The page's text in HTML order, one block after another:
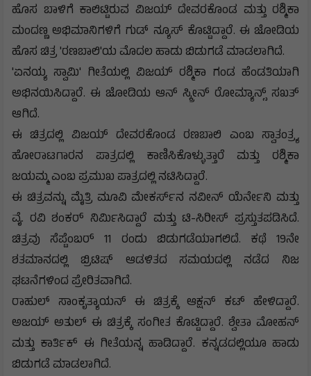
ಹೊಸ ಬಾಳಿಗೆ ಕಾಲಿಟ್ಟಿರುವ ವಿಜಯ್ ದೇವರಕೊಂಡ ಮತ್ತು ರಶ್ಮಿಕಾ
ಮಂದಣ್ಣ ಅಭಿಮಾನಿಗಳಿಗೆ ಗುಡ್ ನ್ಯೂಸ್ ಕೊಟ್ಟಿದ್ದಾರೆ. ಈ ಜೋಡಿಯ
ಹೊಸ ಚಿತ್ರ 'ರಣಬಾಲಿ'ಯ ಮೊದಲ ಹಾಡು ಬಿಡುಗಡೆ ಮಾಡಲಾಗಿದೆ.
'ಏನಯ್ಯ ಸ್ವಾಮಿ' ಗೀತೆಯಲ್ಲಿ ವಿಜಯ್ ರಶ್ಮಿಕಾ ಗಂಡ ಹೆಂಡತಿಯಾಗಿ
ಅಭಿನಯಿಸಿದ್ದಾರೆ. ಈ ಜೋಡಿಯ ಆನ್ ಸ್ಕ್ರೀನ್ ರೋಮ್ಯಾನ್ಸ್ ಸಖತ್
ಆಗಿದೆ.
ಈ ಚಿತ್ರದಲ್ಲಿ ವಿಜಯ್ ದೇವರಕೊಂಡ ರಣಬಾಲಿ ಎಂಬ ಸ್ವಾತಂತ್ರ್ಯ
ಹೋರಾಟಗಾರನ ಪಾತ್ರದಲ್ಲಿ ಕಾಣಿಸಿಕೊಳ್ಳುತ್ತಾರೆ ಮತ್ತು ರಶ್ಮಿಕಾ
ಜಯಮ್ಮ ಎಂಬ ಪ್ರಮುಖ ಪಾತ್ರದಲ್ಲಿ ನಟಿಸಿದ್ದಾರೆ.
ಈ ಚಿತ್ರವನ್ನು ಮೈತ್ರಿ ಮೂವಿ ಮೇಕರ್ಸ್‌ನ ನವೀನ್ ಯೆರ್ನೇನಿ ಮತ್ತು
ವೈ. ರವಿ ಶಂಕರ್ ನಿರ್ಮಿಸಿದ್ದಾರೆ ಮತ್ತು ಟಿ-ಸಿರೀಸ್ ಪ್ರಸ್ತುತಪಡಿಸಿದೆ.
ಚಿತ್ರವು ಸೆಪ್ಟೆಂಬರ್ 11 ರಂದು ಬಿಡುಗಡೆಯಾಗಲಿದೆ. ಕಥೆ 19ನೇ
ಶತಮಾನದಲ್ಲಿ ಬ್ರಿಟಿಷ್ ಆಡಳಿತದ ಸಮಯದಲ್ಲಿ ನಡೆದ ನಿಜ
ಘಟನೆಗಳಿಂದ ಪ್ರೇರಿತವಾಗಿದೆ.
ರಾಹುಲ್ ಸಾಂಕೃತ್ಯಾಯನ್ ಈ ಚಿತ್ರಕ್ಕೆ ಆಕ್ಷನ್ ಕಟ್ ಹೇಳಿದ್ದಾರೆ.
ಅಜಯ್ ಅತುಲ್ ಈ ಚಿತ್ರಕ್ಕೆ ಸಂಗೀತ ಕೊಟ್ಟಿದ್ದಾರೆ. ಶ್ವೇತಾ ಮೋಹನ್
ಮತ್ತು ಕಾರ್ತಿಕ್ ಈ ಗೀತೆಯನ್ನ ಹಾಡಿದ್ದಾರೆ. ಕನ್ನಡದಲ್ಲಿಯೂ ಹಾಡು
ಬಿಡುಗಡೆ ಮಾಡಲಾಗಿದೆ.